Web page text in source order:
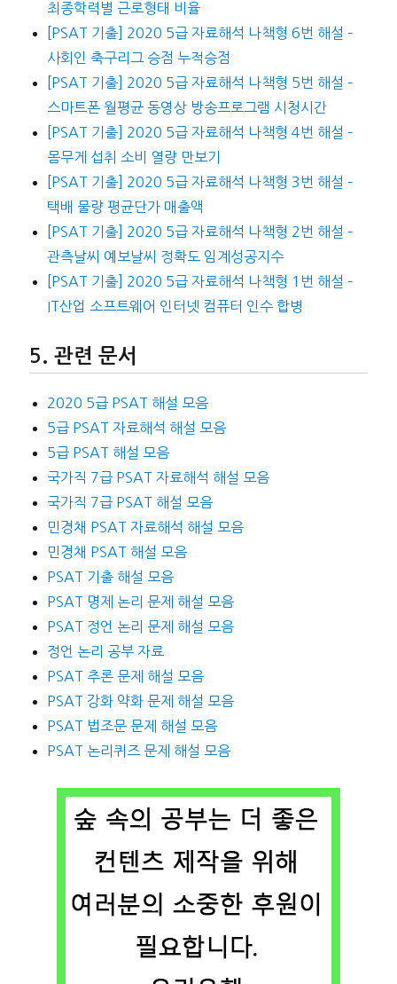
최종학력별 근로형태 비율
[PSAT 기출] 2020 5급 자료해석 나책형 6번 해설 –
사회인 축구리그 승점 누적승점
[PSAT 기출] 2020 5급 자료해석 나책형 5번 해설 –
스마트폰 월평균 동영상 방송프로그램 시청시간
[PSAT 기출] 2020 5급 자료해석 나책형 4번 해설 –
몸무게 섭취 소비 열량 만보기
[PSAT 기출] 2020 5급 자료해석 나책형 3번 해설 –
택배 물량 평균단가 매출액
[PSAT 기출] 2020 5급 자료해석 나책형 2번 해설 –
관측날씨 예보날씨 정확도 임계성공지수
[PSAT 기출] 2020 5급 자료해석 나책형 1번 해설 –
IT산업 소프트웨어 인터넷 컴퓨터 인수 합병
관련 문서
2020 5급 PSAT 해설 모음
5급 PSAT 자료해석 해설 모음
5급 PSAT 해설 모음
국가직 7급 PSAT 자료해석 해설 모음
국가직 7급 PSAT 해설 모음
민경채 PSAT 자료해석 해설 모음
민경채 PSAT 해설 모음
PSAT 기출 해설 모음
PSAT 명제 논리 문제 해설 모음
PSAT 정언 논리 문제 해설 모음
정언 논리 공부 자료
PSAT 추론 문제 해설 모음
PSAT 강화 약화 문제 해설 모음
PSAT 법조문 문제 해설 모음
PSAT 논리퀴즈 문제 해설 모음